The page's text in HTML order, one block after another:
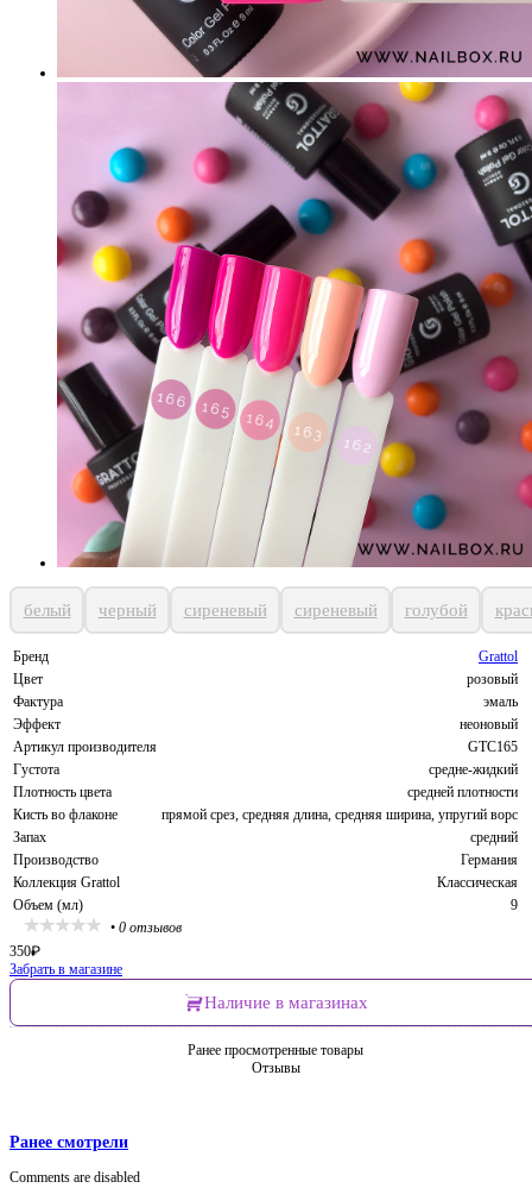
белый черный сиреневый сиреневый голубой
Бренд
Grattol
Цвет
розовый
Фактура
эмаль
Эффект
неоновый
Артикул производителя
GTC165
Густота
средне-жидкий
Плотность цвета
средней плотности
Кисть во флаконе
прямой срез, средняя длина, средняя ширина, упругий ворс
Запах
средний
Производство
Германия
Коллекция Grattol
Классическая
Объем (мл)
9
• 0 отзывов
350₽
Забрать в магазине
Наличие в магазинах
Ранее просмотренные товары
Отзывы
Ранее смотрели
Comments are disabled